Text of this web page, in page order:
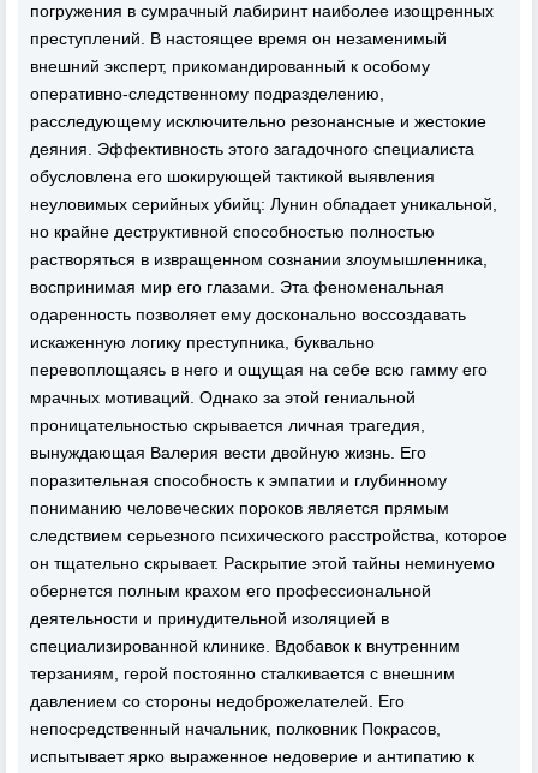
погружения в сумрачный лабиринт наиболее изощренных
преступлений. В настоящее время он незаменимый
внешний эксперт, прикомандированный к особому
оперативно-следственному подразделению,
расследующему исключительно резонансные и жестокие
деяния. Эффективность этого загадочного специалиста
обусловлена его шокирующей тактикой выявления
неуловимых серийных убийц: Лунин обладает уникальной,
но крайне деструктивной способностью полностью
растворяться в извращенном сознании злоумышленника,
воспринимая мир его глазами. Эта феноменальная
одаренность позволяет ему досконально воссоздавать
искаженную логику преступника, буквально
перевоплощаясь в него и ощущая на себе всю гамму его
мрачных мотиваций. Однако за этой гениальной
проницательностью скрывается личная трагедия,
вынуждающая Валерия вести двойную жизнь. Его
поразительная способность к эмпатии и глубинному
пониманию человеческих пороков является прямым
следствием серьезного психического расстройства, которое
он тщательно скрывает. Раскрытие этой тайны неминуемо
обернется полным крахом его профессиональной
деятельности и принудительной изоляцией в
специализированной клинике. Вдобавок к внутренним
терзаниям, герой постоянно сталкивается с внешним
давлением со стороны недоброжелателей. Его
непосредственный начальник, полковник Покрасов,
испытывает ярко выраженное недоверие и антипатию к